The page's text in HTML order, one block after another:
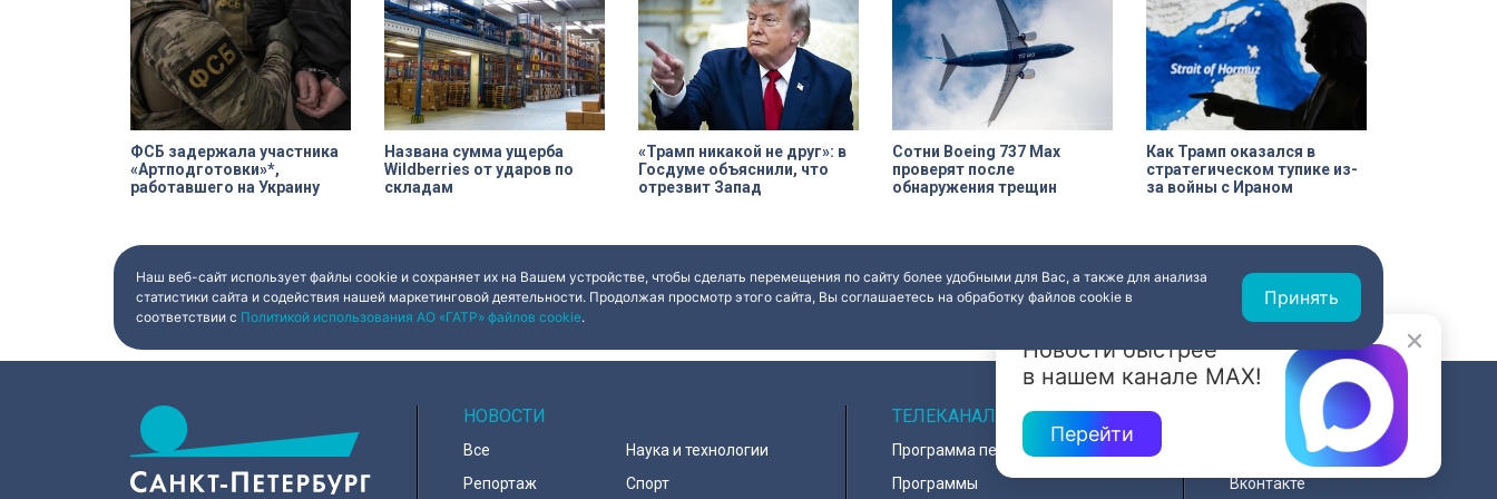
ФСБ задержала участника
«Артподготовки»*,
работавшего на Украину
Названа сумма ущерба
Wildberries от ударов по
складам
«Трамп никакой не друг»: в
Госдуме объяснили, что
отрезвит Запад
Сотни Boeing 737 Max
проверят после
обнаружения трещин
Как Трамп оказался в
стратегическом тупике из-
за войны с Ираном
Новости быстрее
в нашем канале MAX!
Перейти
Наш веб-сайт использует файлы cookie и сохраняет их на Вашем устройстве, чтобы сделать перемещения по сайту более удобными для Вас, а также для анализа
статистики сайта и содействия нашей маркетинговой деятельности. Продолжая просмотр этого сайта, Вы соглашаетесь на обработку файлов cookie в
соответствии с Политикой использования АО «ГАТР» файлов cookie.
Принять
НОВОСТИ
Все
Репортаж
Наука и технологии
Спорт
ТЕЛЕКАНАЛ
Программа передач
Программы
Вконтакте